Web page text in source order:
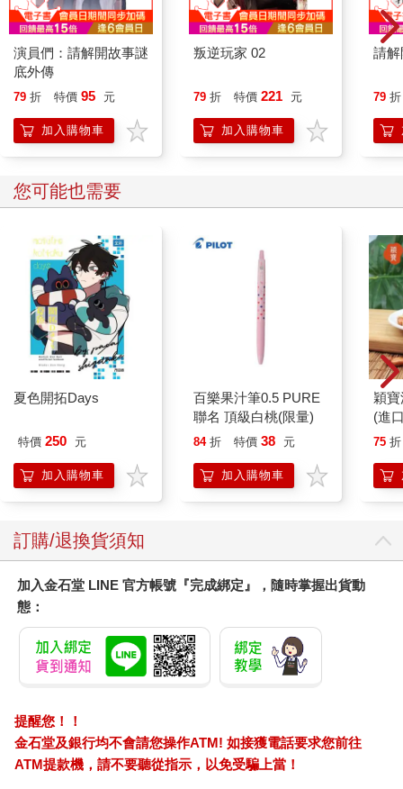
演員們：請解開故事謎
底外傳
79 折 特價 95 元
加入購物車
叛逆玩家 02
79 折 特價 221 元
加入購物車
請解
79 折
您可能也需要
夏色開拓Days
特價 250 元
加入購物車
百樂果汁筆0.5 PURE
聯名 頂級白桃(限量)
84 折 特價 38 元
加入購物車
穎
(進
75 折
訂購/退換貨須知
加入金石堂 LINE 官方帳號『完成綁定』，隨時掌握出貨動
態：
提醒您！！
金石堂及銀行均不會請您操作ATM! 如接獲電話要求您前往
ATM提款機，請不要聽從指示，以免受騙上當！